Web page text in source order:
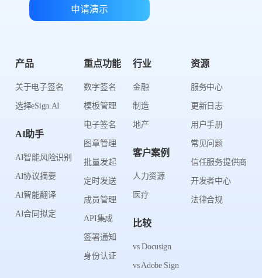
申请演示
产品
关于电子签名
选择eSign.AI
AI助手
AI智能风险识别
AI协议摘要
AI智能翻译
AI合同拟定
重点功能
数字签名
模板管理
电子签名
图章管理
批量发起
定时发送
成员管理
API集成
签署通知
身份认证
行业
金融
制造
地产
客户案例
人力资源
医疗
比较
vs Docusign
vs Adobe Sign
资源
服务中心
更新日志
用户手册
常见问题
信任服务提供商
开发者中心
法律合规